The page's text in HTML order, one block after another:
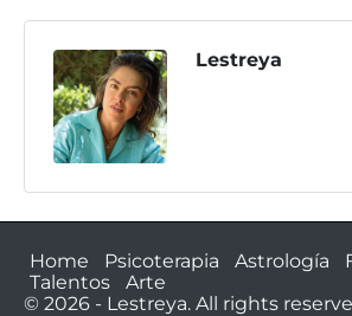
Lestreya
Home Psicoterapia Astrología
Talentos
Arte
© 2026 - Lestreya. All rights